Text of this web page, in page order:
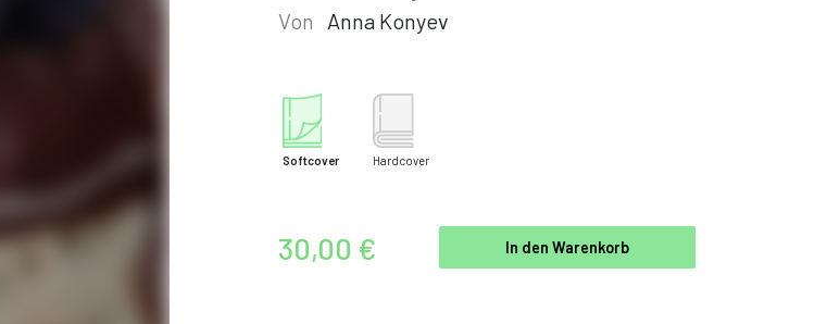
Von
Anna Konyev
Softcover Hardcover
30,00 € In den Warenkorb